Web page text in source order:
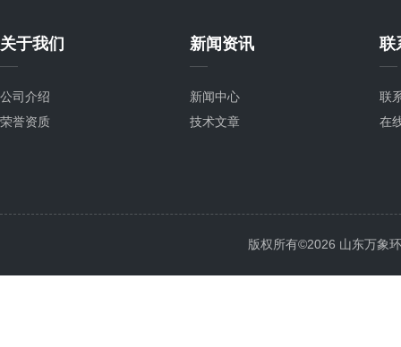
关于我们
公司介绍
荣誉资质
新闻资讯
新闻中心
技术文章
联
联
在
版权所有©2026 山东万象